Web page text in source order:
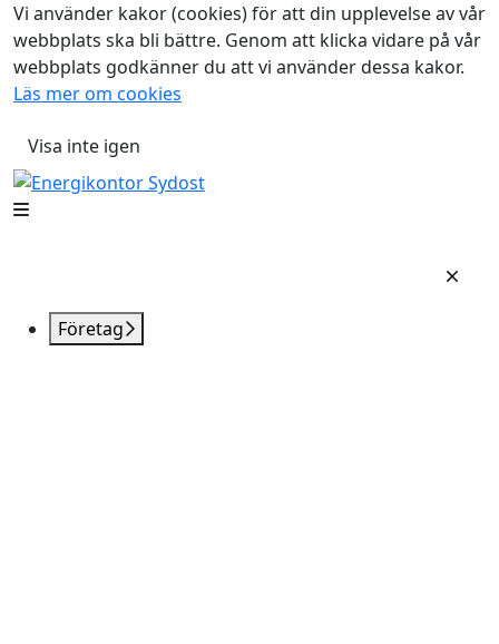
Vi använder kakor (cookies) för att din upplevelse av vår
webbplats ska bli bättre. Genom att klicka vidare på vår
webbplats godkänner du att vi använder dessa kakor.
Läs mer om cookies
Visa inte igen
Företag